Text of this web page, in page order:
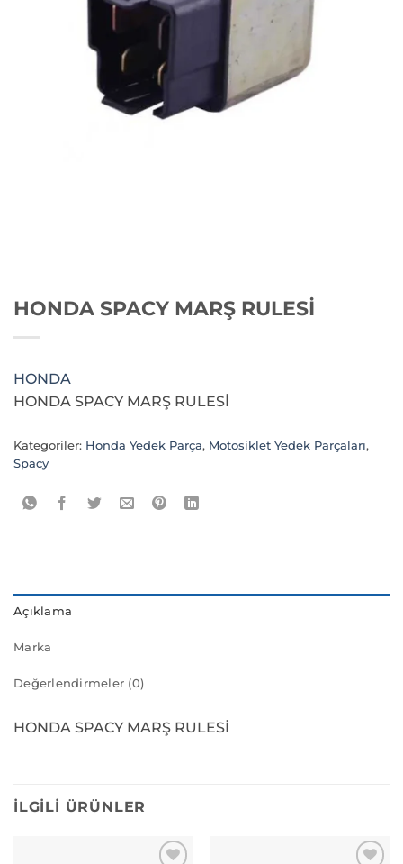
HONDA SPACY MARŞ RULESİ
HONDA
HONDA SPACY MARŞ RULESİ
Kategoriler: Honda Yedek Parça, Motosiklet Yedek Parçaları,
Spacy
Açıklama
Marka
Değerlendirmeler (0)
HONDA SPACY MARŞ RULESİ
İLGILI ÜRÜNLER